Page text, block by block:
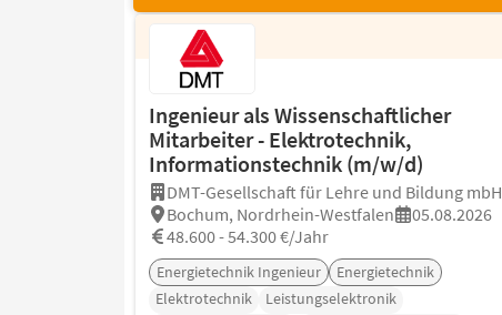
Ingenieur als Wissenschaftlicher
Mitarbeiter - Elektrotechnik,
Informationstechnik (m/w/d)
DMT-Gesellschaft für Lehre und Bildung mbH
Bochum, Nordrhein-Westfalen
05.08.2026
48.600 - 54.300 €/Jahr
Energietechnik Ingenieur
Energietechnik
Elektrotechnik
Leistungselektronik